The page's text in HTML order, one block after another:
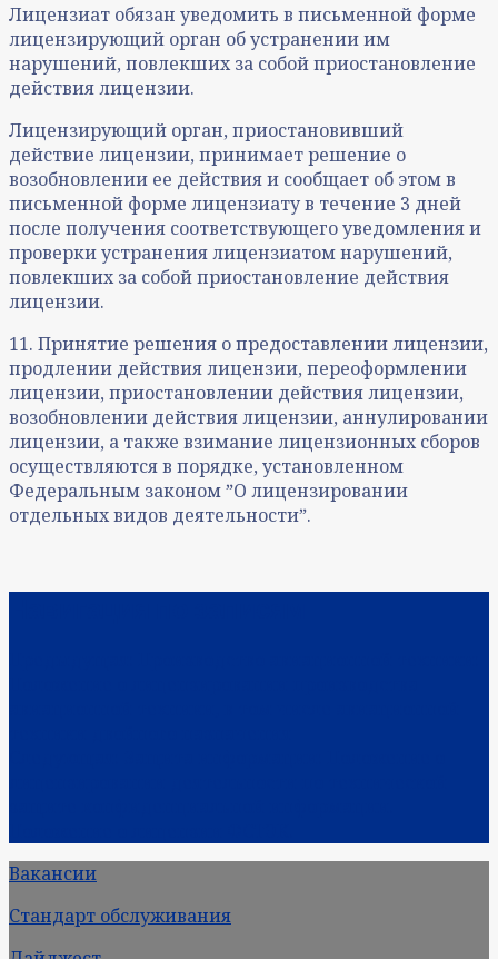
Лицензиат обязан уведомить в письменной форме
лицензирующий орган об устранении им
нарушений, повлекших за собой приостановление
действия лицензии.
Лицензирующий орган, приостановивший
действие лицензии, принимает решение о
возобновлении ее действия и сообщает об этом в
письменной форме лицензиату в течение 3 дней
после получения соответствующего уведомления и
проверки устранения лицензиатом нарушений,
повлекших за собой приостановление действия
лицензии.
11. Принятие решения о предоставлении лицензии,
продлении действия лицензии, переоформлении
лицензии, приостановлении действия лицензии,
возобновлении действия лицензии, аннулировании
лицензии, а также взимание лицензионных сборов
осуществляются в порядке, установленном
Федеральным законом ˮО лицензировании
отдельных видов деятельностиˮ.
Вакансии
Стандарт обслуживания